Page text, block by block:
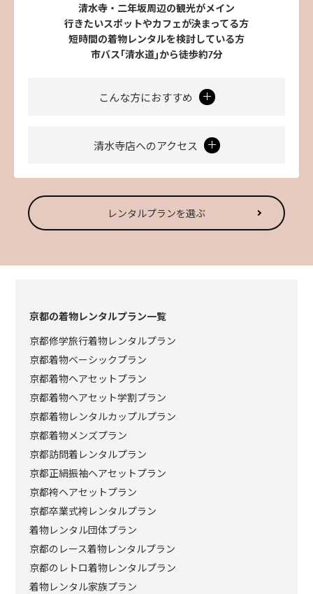
清水寺・二年坂周辺の観光がメイン
行きたいスポットやカフェが決まってる方
短時間の着物レンタルを検討している方
市バス｢清水道｣から徒歩約7分
こんな方におすすめ
清水寺店へのアクセス
レンタルプランを選ぶ
京都の着物レンタルプラン一覧
京都修学旅行着物レンタルプラン
京都着物ベーシックプラン
京都着物ヘアセットプラン
京都着物ヘアセット学割プラン
京都着物レンタルカップルプラン
京都着物メンズプラン
京都訪問着レンタルプラン
京都正絹振袖ヘアセットプラン
京都袴ヘアセットプラン
京都卒業式袴レンタルプラン
着物レンタル団体プラン
京都のレース着物レンタルプラン
京都のレトロ着物レンタルプラン
着物レンタル家族プラン